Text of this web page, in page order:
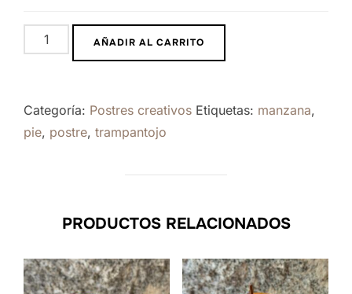
Realismo
frutal
AÑADIR AL CARRITO
Categoría: Postres creativos Etiquetas: manzana,
pie, postre, trampantojo
PRODUCTOS RELACIONADOS